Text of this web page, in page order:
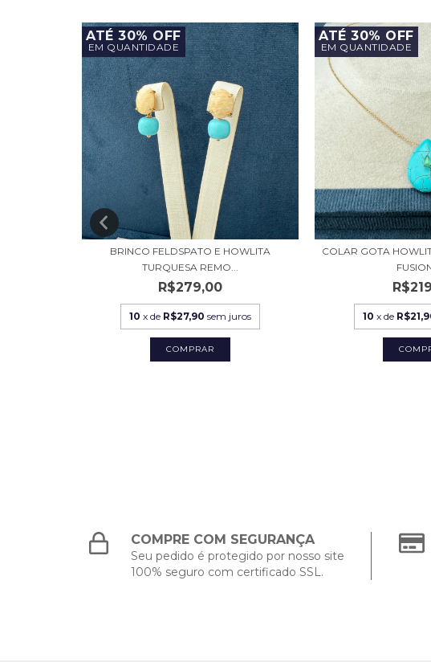
ATÉ 30% OFF
EM QUANTIDADE
BRINCO FELDSPATO E HOWLITA
TURQUESA REMO...
R$279,00
10 x de R$27,90 sem juros
ATÉ 30% OFF
EM QUANTIDADE
COLAR GOTA
10 x de
COMPRE COM SEGURANÇA
Seu pedido é protegido por nosso site
100% seguro com certificado SSL.